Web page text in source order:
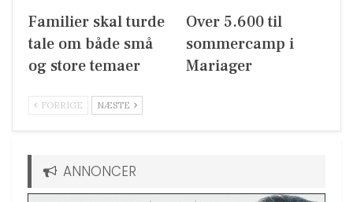
Familier skal turde
tale om både små
og store temaer
Over 5.600 til
sommercamp i
Mariager
FORRIGE NÆSTE
ANNONCER